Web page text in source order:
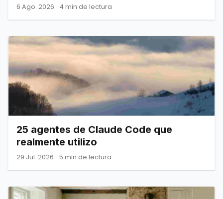
Joel Spolsky nos lo advirtió)
6 Ago. 2026 · 4 min de lectura
25 agentes de Claude Code que
realmente utilizo
29 Jul. 2026 · 5 min de lectura